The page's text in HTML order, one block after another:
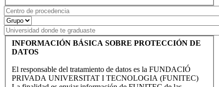
INFORMACIÓN BÁSICA SOBRE PROTECCIÓN DE
DATOS
El responsable del tratamiento de datos es la FUNDACIÓ
PRIVADA UNIVERSITAT I TECNOLOGIA (FUNITEC)